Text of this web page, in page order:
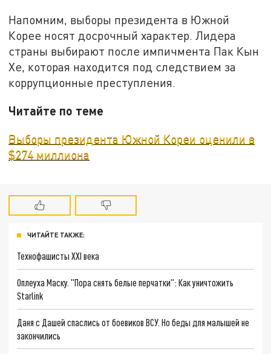
Напомним, выборы президента в Южной
Корее носят досрочный характер. Лидера
страны выбирают после импичмента Пак Кын
Хе, которая находится под следствием за
коррупционные преступления.
Читайте по теме
Выборы президента Южной Кореи оценили в
$274 миллиона
ЧИТАЙТЕ ТАКЖЕ:
Технофашисты XXI века
Оплеуха Маску. "Пора снять белые перчатки": Как уничтожить
Starlink
Даня с Дашей спаслись от боевиков ВСУ. Но беды для малышей не
закончились